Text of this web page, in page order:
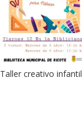
Taller creativo infantil